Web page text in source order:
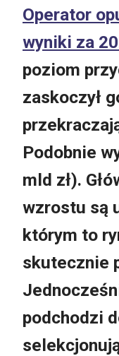
Operator
wyniki za
poziom
zaskoczył
Podobnie
mld zł).
wzrostu są
którym to
skutecznie
podchodzi